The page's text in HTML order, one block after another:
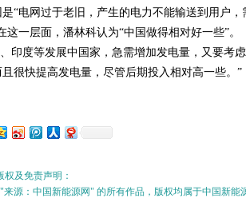
“电网过于老旧，产生的电力不能输送到用户
这一层面，潘林科认为“中国做得相对好一些”。
印度等发展中国家，急需增加发电量，又要考
很快提高发电量，尽管后期投入相对高一些。
及免责声明：
来源：中国新能源网" 的所有作品，版权均属于中国新能